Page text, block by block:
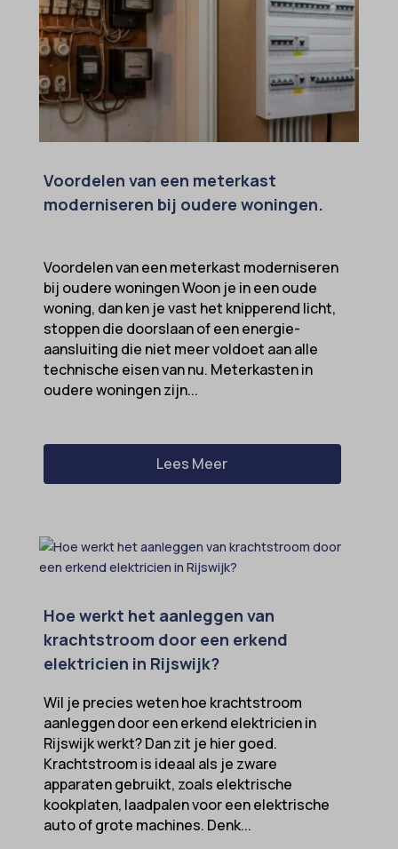
Voordelen van een meterkast
moderniseren bij oudere woningen.
Voordelen van een meterkast moderniseren
bij oudere woningen Woon je in een oude
woning, dan ken je vast het knipperend licht,
stoppen die doorslaan of een energie-
aansluiting die niet meer voldoet aan alle
technische eisen van nu. Meterkasten in
oudere woningen zijn...
Lees Meer
Hoe werkt het aanleggen van
krachtstroom door een erkend
elektricien in Rijswijk?
Wil je precies weten hoe krachtstroom
aanleggen door een erkend elektricien in
Rijswijk werkt? Dan zit je hier goed.
Krachtstroom is ideaal als je zware
apparaten gebruikt, zoals elektrische
kookplaten, laadpalen voor een elektrische
auto of grote machines. Denk...